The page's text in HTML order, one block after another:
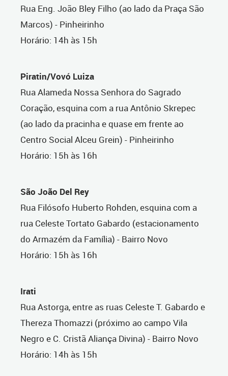
Rua Eng. João Bley Filho (ao lado da Praça São
Marcos) - Pinheirinho
Horário: 14h às 15h
Piratin/Vovó Luiza
Rua Alameda Nossa Senhora do Sagrado
Coração, esquina com a rua Antônio Skrepec
(ao lado da pracinha e quase em frente ao
Centro Social Alceu Grein) - Pinheirinho
Horário: 15h às 16h
São João Del Rey
Rua Filósofo Huberto Rohden, esquina com a
rua Celeste Tortato Gabardo (estacionamento
do Armazém da Família) - Bairro Novo
Horário: 15h às 16h
Irati
Rua Astorga, entre as ruas Celeste T. Gabardo e
Thereza Thomazzi (próximo ao campo Vila
Negro e C. Cristã Aliança Divina) - Bairro Novo
Horário: 14h às 15h